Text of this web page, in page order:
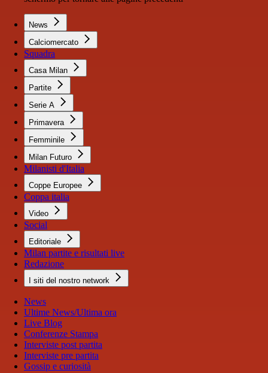
News
Calciomercato
Squadra
Casa Milan
Partite
Serie A
Primavera
Femminile
Milan Futuro
Milanisti d'Italia
Coppe Europee
Coppa italia
Video
Social
Editoriale
Milan partite e risultati live
Redazione
I siti del nostro network
News
Ultime News/Ultima ora
Live Blog
Conferenze Stampa
Interviste post partita
Interviste pre partita
Gossip e curiosità